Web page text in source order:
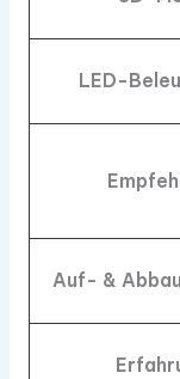
LED-
Auf- &